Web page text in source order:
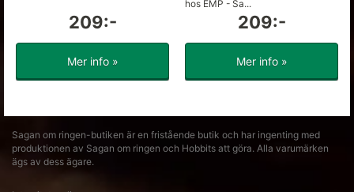
209:-
Mer info »
hos EMP - Sa...
209:-
Mer info »
Sagan om ringen-butiken är en fristående butik och har ingenting med
produktionen av Sagan om ringen och Hobbits att göra. Alla varumärken
ägs av dess ägare.